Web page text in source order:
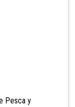
Pesca y